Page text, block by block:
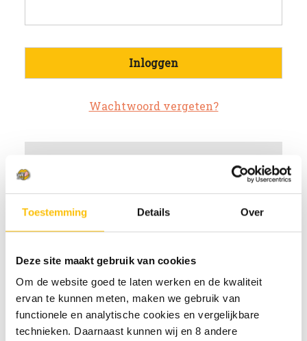
Toestemming Details Over
Deze site maakt gebruik van cookies
Om de website goed te laten werken en de kwaliteit
ervan te kunnen meten, maken we gebruik van
functionele en analytische cookies en vergelijkbare
technieken. Daarnaast kunnen wij en 8 andere
Wachtwoord vergeten?
Maak een account aan bij ons
Sneller af te rekenen
Meerdere verzendadressen op
Jouw bestelgeschiedenis te
bekijken
Nieuwe bestellingen te volgen
Artikelen opslaan in jouw
verlanglijstje